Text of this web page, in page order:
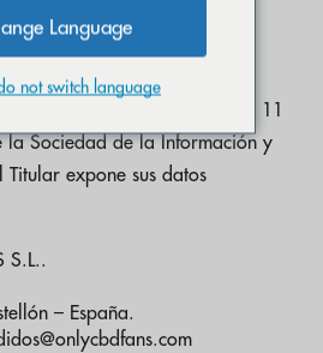
10 de la Ley 34/2002, de 11
Sociedad de la Información y
expone sus datos
S.L..
– España.
Language
not switch language